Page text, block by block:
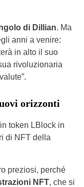
di Dillian. Ma
anni a venire:
in alto il suo
rivoluzionaria
orizzonti
token LBlock in
di NFT della
preziosi, perché
NFT, che si